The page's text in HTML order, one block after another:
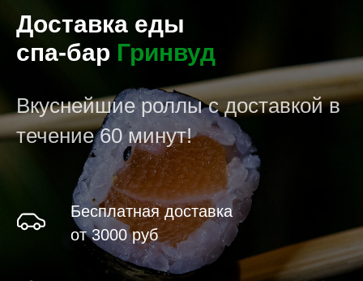
Доставка еды
спа-бар Гринвуд
Вкуснейшие роллы с доставкой в
течение 60 минут!
Бесплатная доставка
от 3000 руб